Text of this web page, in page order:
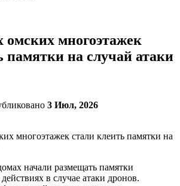
омских многоэтажек
памятки на случай атаки
3 Июл, 2026
начали размещать памятки
в случае атаки дронов.